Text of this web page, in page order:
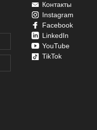
Контакты
Instagram
Facebook
LinkedIn
YouTube
TikTok